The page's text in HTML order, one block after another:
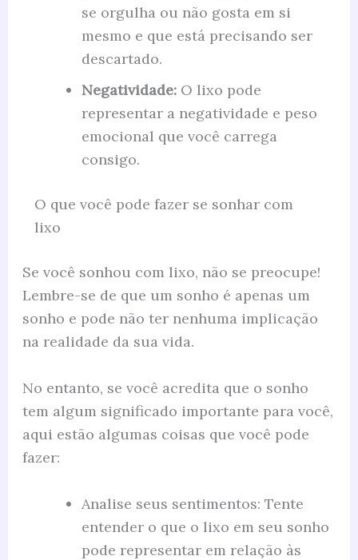
se orgulha ou não gosta em si
mesmo e que está precisando ser
descartado.
Negatividade:O lixo pode
representar a negatividade e peso
emocional que você carrega
consigo.
O que você pode fazer se sonhar com
lixo
Se você sonhou com lixo, não se preocupe!
Lembre-se de que um sonho é apenas um
sonho e pode não ter nenhuma implicação
na realidade da sua vida.
No entanto, se você acredita que o sonho
tem algum significado importante para você,
aqui estão algumas coisas que você pode
fazer:
Analise seus sentimentos: Tente
entender o que o lixo em seu sonho
pode representar em relação às